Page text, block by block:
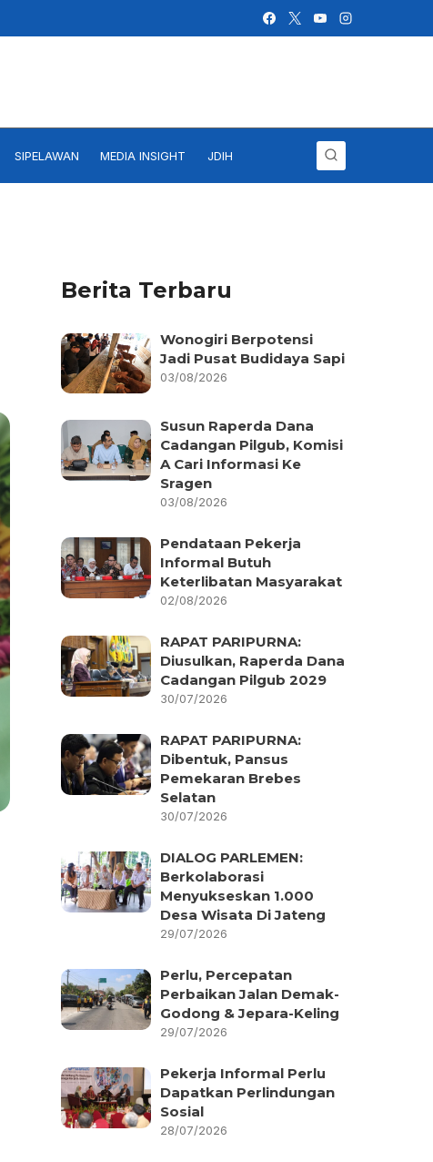
SIPELAWAN MEDIA INSIGHT JDIH
Berita Terbaru
Wonogiri Berpotensi
Jadi Pusat Budidaya Sapi
03/08/2026
Susun Raperda Dana
Cadangan Pilgub, Komisi
A Cari Informasi Ke
Sragen
03/08/2026
Pendataan Pekerja
Informal Butuh
Keterlibatan Masyarakat
02/08/2026
RAPAT PARIPURNA:
Diusulkan, Raperda Dana
Cadangan Pilgub 2029
30/07/2026
RAPAT PARIPURNA:
Dibentuk, Pansus
Pemekaran Brebes
Selatan
30/07/2026
DIALOG PARLEMEN:
Berkolaborasi
Menyukseskan 1.000
Desa Wisata Di Jateng
29/07/2026
Perlu, Percepatan
Perbaikan Jalan Demak-
Godong & Jepara-Keling
29/07/2026
Pekerja Informal Perlu
Dapatkan Perlindungan
Sosial
28/07/2026